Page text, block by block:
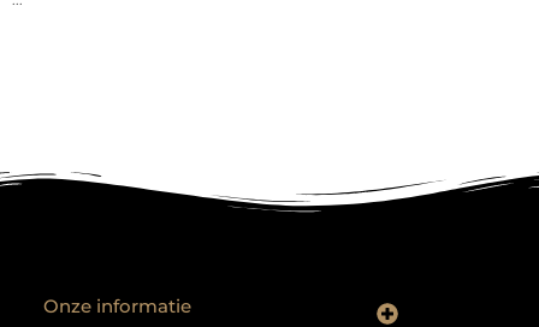
Onze informatie